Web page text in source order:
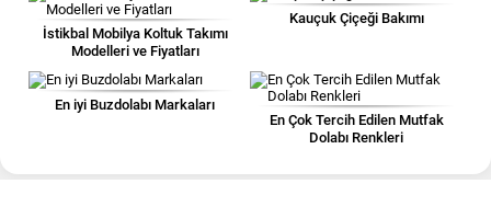
İstikbal Mobilya Koltuk Takımı
Modelleri ve Fiyatları
Kauçuk Çiçeği Bakımı
En iyi Buzdolabı Markaları
En Çok Tercih Edilen Mutfak
Dolabı Renkleri